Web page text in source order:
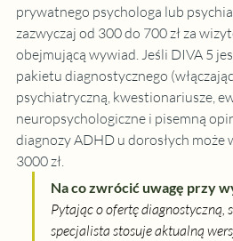
prywatnego psychologa lub
zazwyczaj od 300 do 700 zł za
obejmującą wywiad. Jeśli DIVA 5
pakietu diagnostycznego
psychiatryczną, kwestionariusze,
neuropsychologiczne i pisemną
diagnozy ADHD u dorosłych może
3000 zł.
Na co zwrócić uwagę przy
Pytając o ofertę diagnostyczną,
specjalista stosuje aktualną